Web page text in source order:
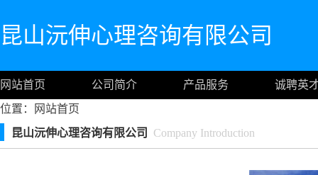
昆山沅伸心理咨询有限公司
网站首页 公司简介 产品服务
诚聘英
位置：
网站首页
昆山沅伸心理咨询有限公司
Company Introduction